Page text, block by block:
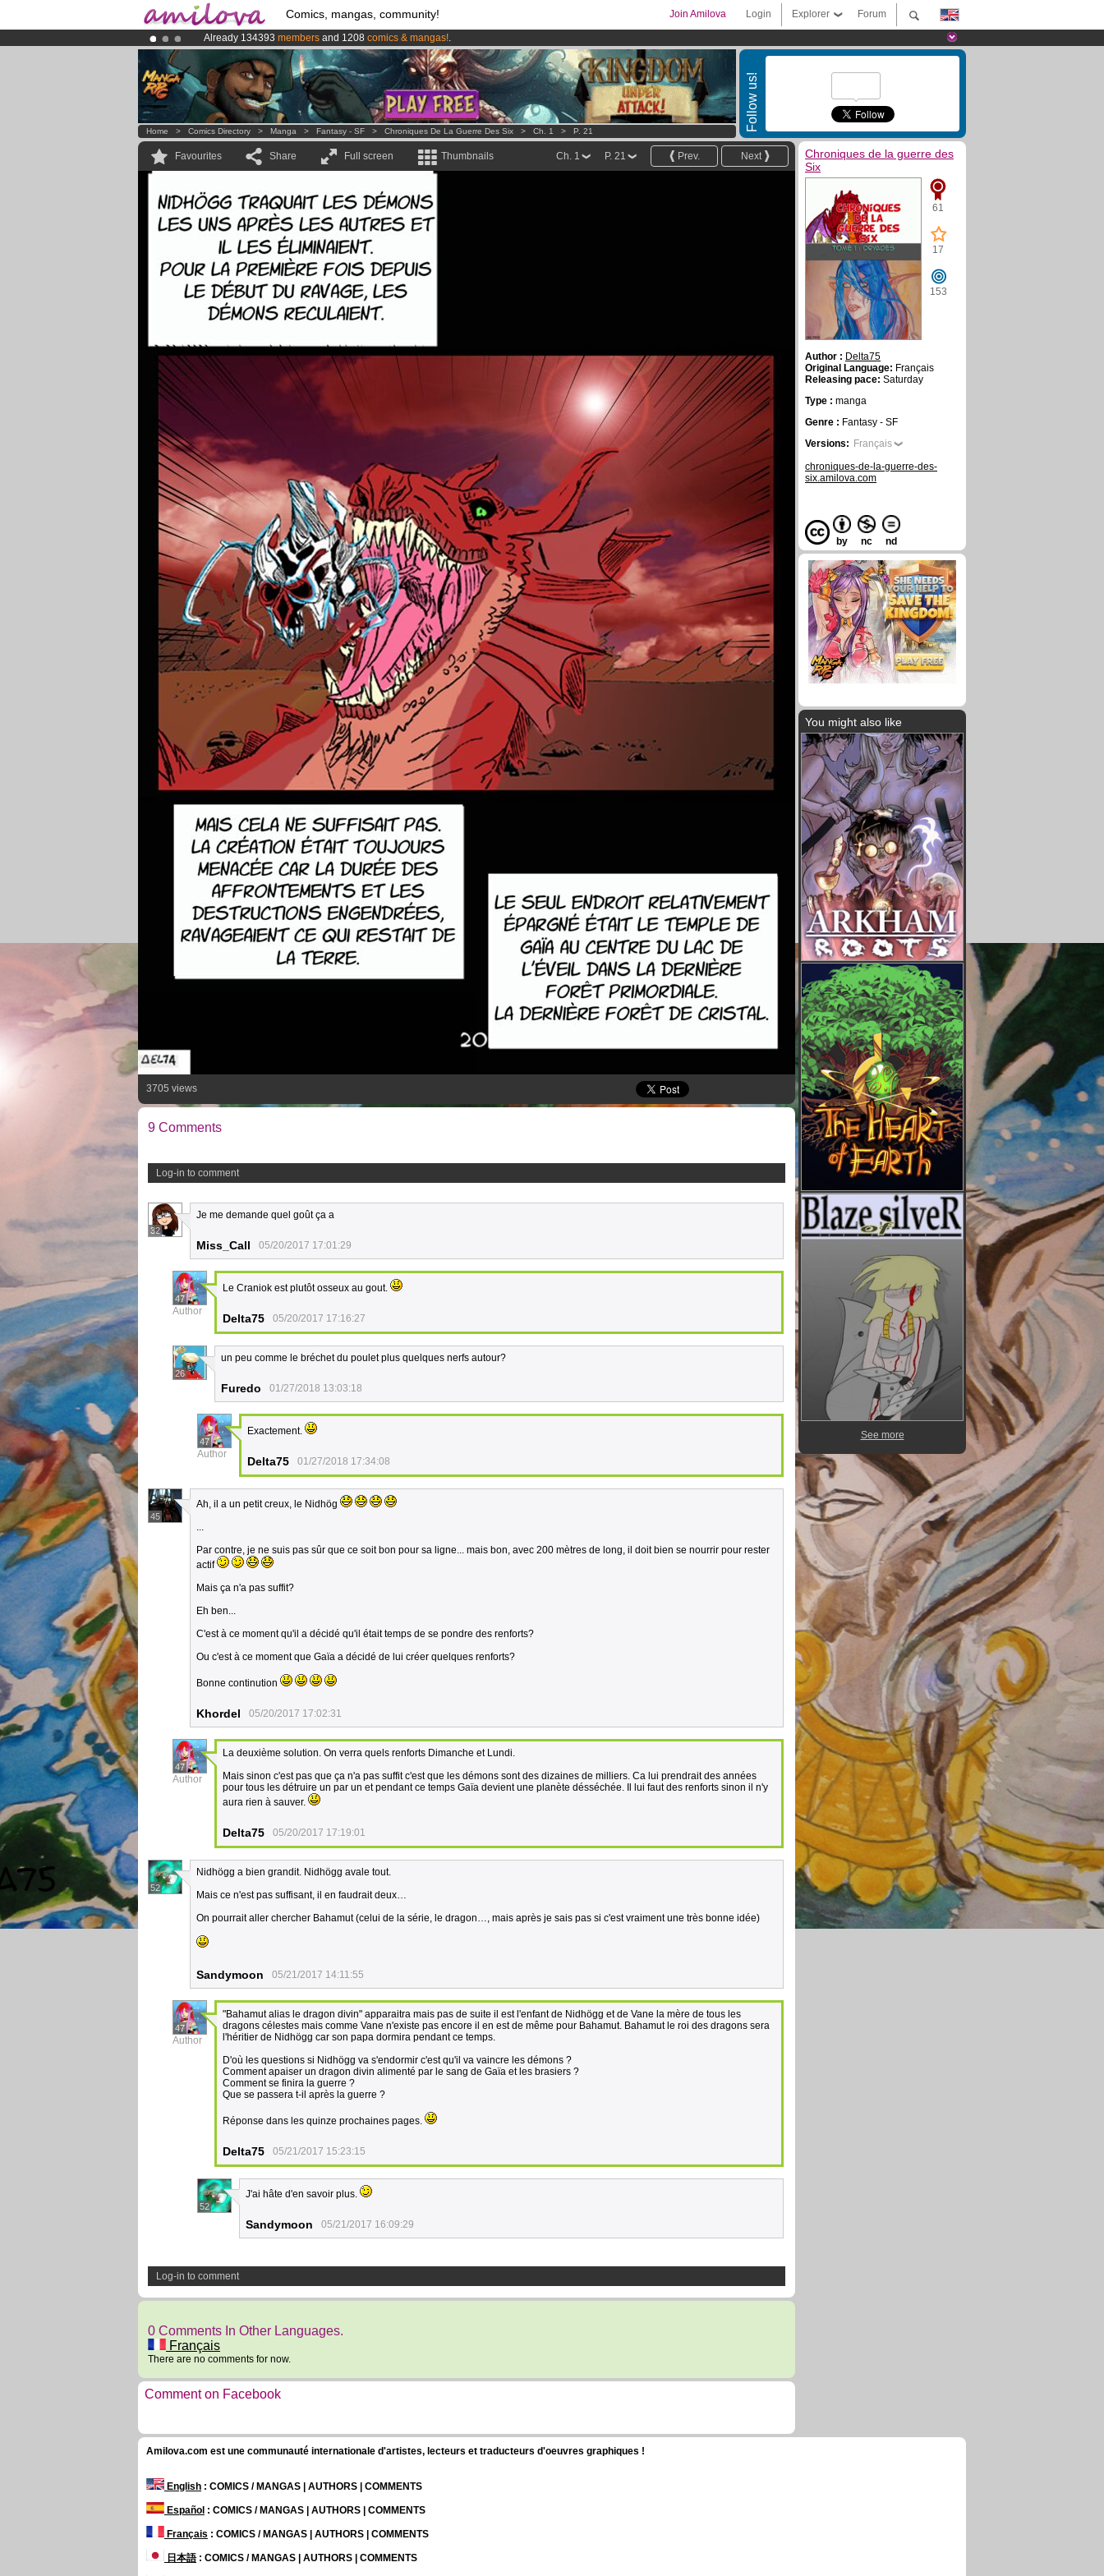
Comics, mangas, community! Forum
Explorer
Login
Join Amilova
Already 134393 members and 1208 comics & mangas!.
AmilovaKickstarter is now LIVE!.
Premium membership from3.95 euros per month !Get membership now
Follow us!
Home > Comics Directory > Manga > Fantasy - SF > Chroniques De La Guerre Des Six > Ch. 1 > P. 21
Favourites Share Full screen Thumbnails Next
Prev.
P. 21
Ch. 1
3705 views
9 Comments
Log-in to comment
32
Je me demande quel goût ça a
Miss_Call 05/20/2017 17:01:29
47
Author
Le Craniok est plutôt osseux au gout.
Delta75 05/20/2017 17:16:27
26
un peu comme le bréchet du poulet plus quelques nerfs autour?
Furedo 01/27/2018 13:03:18
47
Author
Exactement.
Delta75 01/27/2018 17:34:08
45
Ah, il a un petit creux, le Nidhög
...
Par contre, je ne suis pas sûr que ce soit bon pour sa ligne... mais bon, avec 200 mètres de long, il doit bien se nourrir pour rester
actif
Mais ça n'a pas suffit?
Eh ben...
C'est à ce moment qu'il a décidé qu'il était temps de se pondre des renforts?
Ou c'est à ce moment que Gaïa a décidé de lui créer quelques renforts?
Bonne continution
Khordel 05/20/2017 17:02:31
47
Author
La deuxième solution. On verra quels renforts Dimanche et Lundi.
Mais sinon c'est pas que ça n'a pas suffit c'est que les démons sont des dizaines de milliers. Ca lui prendrait des années
pour tous les détruire un par un et pendant ce temps Gaïa devient une planète désséchée. Il lui faut des renforts sinon il n'y
aura rien à sauver.
Delta75 05/20/2017 17:19:01
52
Nidhögg a bien grandit. Nidhögg avale tout.
Mais ce n'est pas suffisant, il en faudrait deux…
On pourrait aller chercher Bahamut (celui de la série, le dragon…, mais après je sais pas si c'est vraiment une très bonne idée)
Sandymoon 05/21/2017 14:11:55
47
Author
"Bahamut alias le dragon divin" apparaitra mais pas de suite il est l'enfant de Nidhögg et de Vane la mère de tous les
dragons célestes mais comme Vane n'existe pas encore il en est de même pour Bahamut. Bahamut le roi des dragons sera
l'héritier de Nidhögg car son papa dormira pendant ce temps.
D'où les questions si Nidhögg va s'endormir c'est qu'il va vaincre les démons ?
Comment apaiser un dragon divin alimenté par le sang de Gaïa et les brasiers ?
Comment se finira la guerre ?
Que se passera t-il après la guerre ?
Réponse dans les quinze prochaines pages.
Delta75 05/21/2017 15:23:15
52
J'ai hâte d'en savoir plus.
Sandymoon 05/21/2017 16:09:29
Log-in to comment
0 Comments In Other Languages.
Français
There are no comments for now.
Comment on Facebook
Chroniques de la guerre des
Six
61
17
153
Author : Delta75
Original Language: Français
Releasing pace: Saturday
Type : manga
Genre : Fantasy - SF
Versions: Français
chroniques-de-la-guerre-des-
six.amilova.com
by nc nd
You might also like
See more
Amilova.com est une communauté internationale d'artistes, lecteurs et traducteurs d'oeuvres graphiques !
English : COMICS / MANGAS | AUTHORS | COMMENTS
Español : COMICS / MANGAS | AUTHORS | COMMENTS
Français : COMICS / MANGAS | AUTHORS | COMMENTS
日本語: COMICS / MANGAS | AUTHORS | COMMENTS